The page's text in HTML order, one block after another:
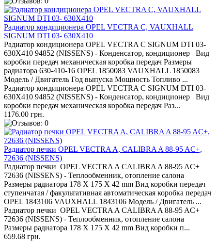
Радиатор кондиционера OPEL VECTRA C, VAUXHALL
SIGNUM DTI 03- 630X410
Радиатор кондиционера OPEL VECTRA C SIGNUM DTI 03-
630X410 94852 (NISSENS) - Конденсатор, кондиционер Вид
коробки передач механическая коробка передач Размеры
радиатора 630-410-16 OPEL 1850083 VAUXHALL 1850083
Модель / Двигатель Год выпуска Мощность Топливо ...
Радиатор кондиционера OPEL VECTRA C SIGNUM DTI 03-
630X410 94852 (NISSENS) - Конденсатор, кондиционер Вид
коробки передач механическая коробка передач Раз...
1176.00 грн.
Радиатор печки OPEL VECTRA A, CALIBRA A 88-95 AC+,
72636 (NISSENS)
Радиатор печки OPEL VECTRA A CALIBRA A 88-95 AC+
72636 (NISSENS) - Теплообменник, отопление салона
Размеры радиатора 178 X 175 X 42 mm Вид коробки передач
ступенчатая / факультативная автоматическая коробка передач
OPEL 1843106 VAUXHALL 1843106 Модель / Двигатель ...
Радиатор печки OPEL VECTRA A CALIBRA A 88-95 AC+
72636 (NISSENS) - Теплообменник, отопление салона
Размеры радиатора 178 X 175 X 42 mm Вид коробки п...
659.68 грн.